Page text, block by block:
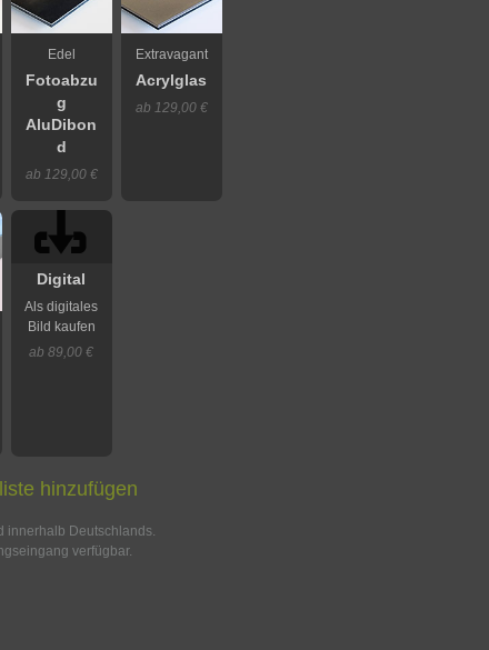
Edel
Fotoabzu
g
AluDibon
d
ab 129,00 €
Extravagant
Acrylglas
ab 129,00 €
Digital
Als digitales
Bild kaufen
ab 89,00 €
hinzufügen
innerhalb Deutschlands.
verfügbar.